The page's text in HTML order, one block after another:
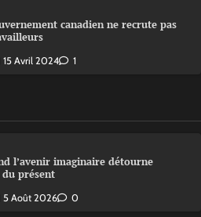
canadien ne recrute pas
15 Avril 2024 1
l’avenir imaginaire détourne
présent
5 Août 2026 0